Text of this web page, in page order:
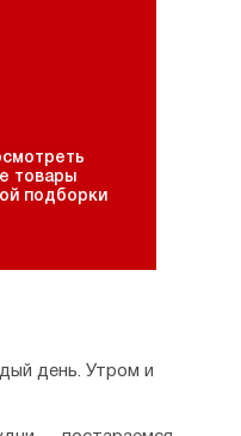
товары
подборки
день. Утром и